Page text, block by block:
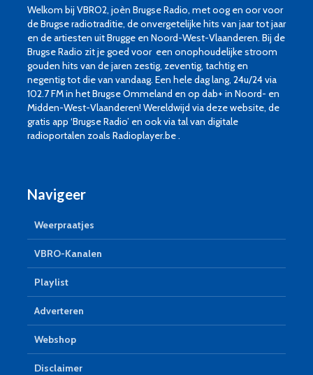
Welkom bij VBRO2, joèn Brugse Radio, met oog en oor voor
de Brugse radiotraditie, de onvergetelijke hits van jaar tot jaar
en de artiesten uit Brugge en Noord-West-Vlaanderen. Bij de
Brugse Radio zit je goed voor een onophoudelijke stroom
gouden hits van de jaren zestig, zeventig, tachtig en
negentig tot die van vandaag. Een hele dag lang, 24u/24 via
102.7 FM in het Brugse Ommeland en op dab+ in Noord- en
Midden-West-Vlaanderen! Wereldwijd via deze website, de
gratis app ‘Brugse Radio’ en ook via tal van digitale
radioportalen zoals Radioplayer.be .
Navigeer
Weerpraatjes
VBRO-Kanalen
Playlist
Adverteren
Webshop
Disclaimer